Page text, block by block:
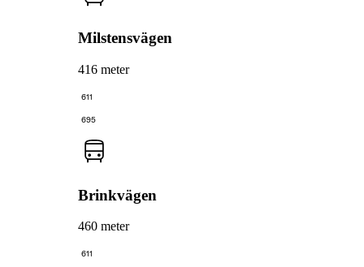
Milstensvägen
416 meter
611
695
Brinkvägen
460 meter
611